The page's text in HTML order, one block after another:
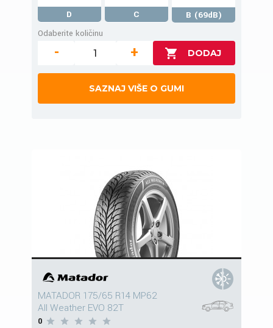
D C
B (69dB)
Odaberite količinu
- +
SAZNAJ VIŠE O GUMI
MATADOR 175/65 R14 MP62
All Weather EVO 82T
0